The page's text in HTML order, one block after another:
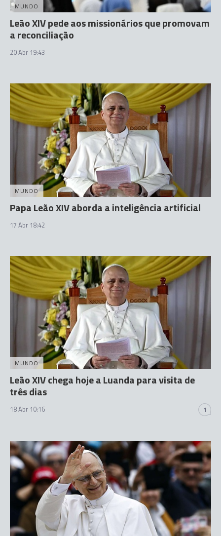
MUNDO
Leão XIV pede aos missionários que promovam
a reconciliação
20 Abr 19:43
MUNDO
Papa Leão XIV aborda a inteligência artificial
17 Abr 18:42
MUNDO
Leão XIV chega hoje a Luanda para visita de
três dias
18 Abr 10:16 1